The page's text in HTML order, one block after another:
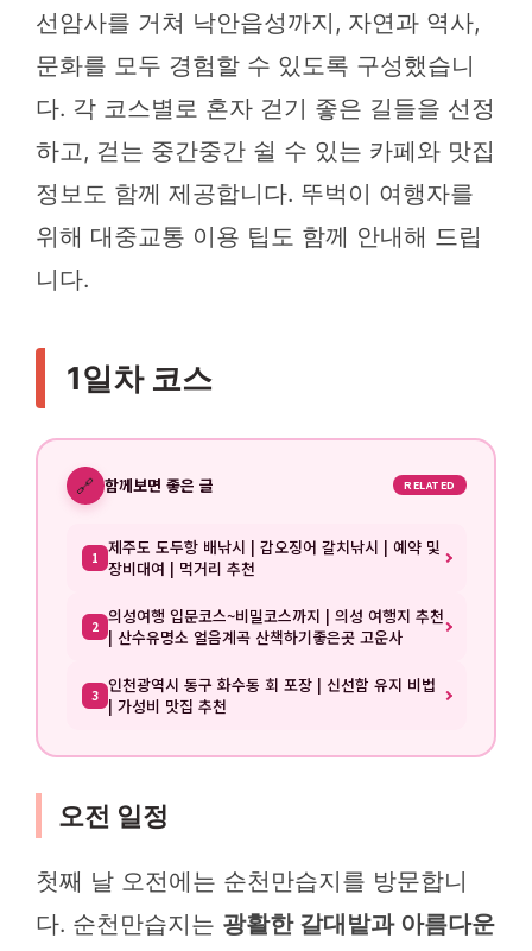
선암사를 거쳐 낙안읍성까지, 자연과 역사,
문화를 모두 경험할 수 있도록 구성했습니
다. 각 코스별로 혼자 걷기 좋은 길들을 선정
하고, 걷는 중간중간 쉴 수 있는 카페와 맛집
정보도 함께 제공합니다. 뚜벅이 여행자를
위해 대중교통 이용 팁도 함께 안내해 드립
니다.
1일차 코스
🔗 함께보면 좋은 글 RELATED
1 제주도 도두항 배낚시 | 갑오징어 갈치낚시 | 예약 및
장비대여 | 먹거리 추천
2 의성여행 입문코스~비밀코스까지 | 의성 여행지 추천
| 산수유명소 얼음계곡 산책하기좋은곳 고운사
3 인천광역시 동구 화수동 회 포장 | 신선함 유지 비법
| 가성비 맛집 추천
오전 일정
첫째 날 오전에는 순천만습지를 방문합니
다. 순천만습지는 광활한 갈대밭과 아름다운